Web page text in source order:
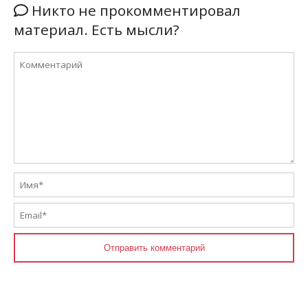
Никто не прокомментировал
материал. Есть мысли?